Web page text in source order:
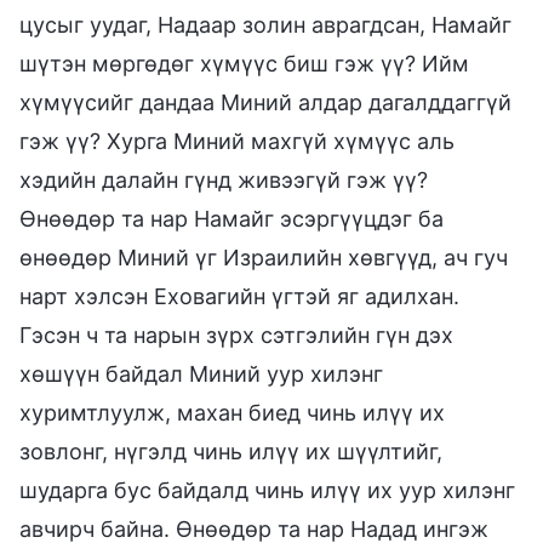
цусыг уудаг, Надаар золин аврагдсан, Намайг
шүтэн мөргөдөг хүмүүс биш гэж үү? Ийм
хүмүүсийг дандаа Миний алдар дагалддаггүй
гэж үү? Хурга Миний махгүй хүмүүс аль
хэдийн далайн гүнд живээгүй гэж үү?
Өнөөдөр та нар Намайг эсэргүүцдэг ба
өнөөдөр Миний үг Израилийн хөвгүүд, ач гуч
нарт хэлсэн Еховагийн үгтэй яг адилхан.
Гэсэн ч та нарын зүрх сэтгэлийн гүн дэх
хөшүүн байдал Миний уур хилэнг
хуримтлуулж, махан биед чинь илүү их
зовлонг, нүгэлд чинь илүү их шүүлтийг,
шударга бус байдалд чинь илүү их уур хилэнг
авчирч байна. Өнөөдөр та нар Надад ингэж